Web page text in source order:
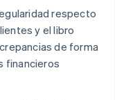
respecto
y el libro
de forma
financieros